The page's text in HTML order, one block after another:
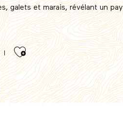
galets et marais, révélant un
Ajouter aux